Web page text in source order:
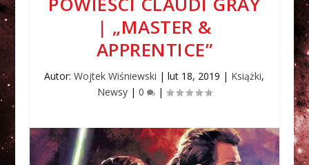
| „MASTER &
APPRENTICE”
Autor:Wojtek Wiśniewski |lut 18, 2019 | Książki,
Newsy| 0 |